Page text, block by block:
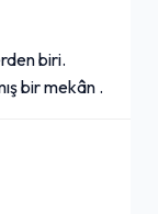
biri.
bir mekân .